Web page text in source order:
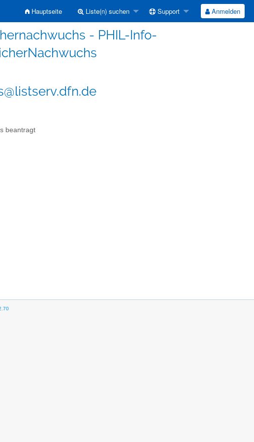
Hauptseite Liste(n) suchen Support Anmelden
- PHIL-Info-
beantragt